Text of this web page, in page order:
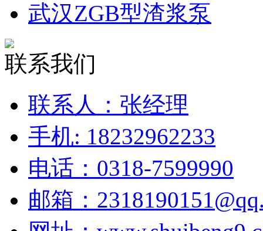
武汉ZGB型渣浆泵
联系我们
联系人：张经理
手机: 18232962233
电话：0318-7599990
邮箱：